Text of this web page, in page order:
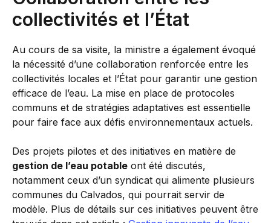
collectivités et l’État
Au cours de sa visite, la ministre a également évoqué
la nécessité d’une collaboration renforcée entre les
collectivités locales et l’État pour garantir une gestion
efficace de l’eau. La mise en place de protocoles
communs et de stratégies adaptatives est essentielle
pour faire face aux défis environnementaux actuels.
Des projets pilotes et des initiatives en matière de
gestion de l’eau potable ont été discutés,
notamment ceux d’un syndicat qui alimente plusieurs
communes du Calvados, qui pourrait servir de
modèle. Plus de détails sur ces initiatives peuvent être